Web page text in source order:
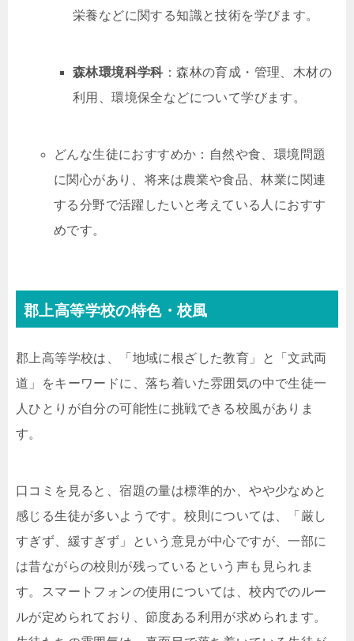
栄養などに関する知識と技術を学びます。
森林環境科学科：森林の育成・管理、木材の
利用、環境保全などについて学びます。
どんな生徒におすすめか：自然や食、環境問題
に関心があり、将来は農業や食品、林業に関連
する分野で活躍したいと考えている人におすす
めです。
郡上高等学校の特色・校風
郡上高等学校は、「地域に根ざした教育」と「文武両
道」をキーワードに、落ち着いた雰囲気の中で生徒一
人ひとりが自分の可能性に挑戦できる校風がありま
す。
口コミを見ると、宿題の量は標準的か、やや少なめと
感じる生徒が多いようです。校則については、「厳し
すぎず、緩すぎず」という意見が中心ですが、一部に
は昔ながらの校則が残っているという声も見られま
す。スマートフォンの使用については、校内でのルー
ルが定められており、節度ある利用が求められます。